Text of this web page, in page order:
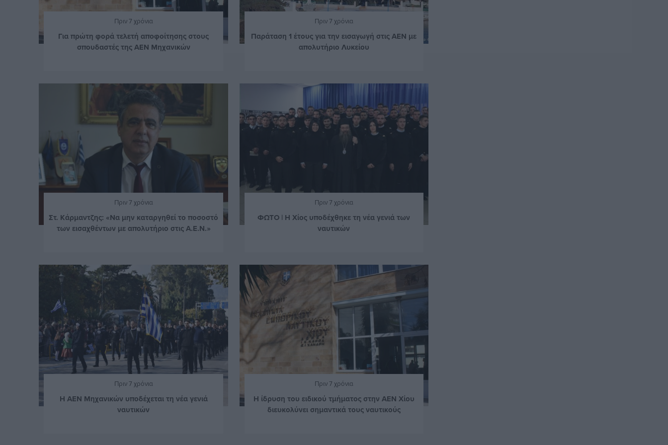
Πριν 7 χρόνια
Για πρώτη φορά τελετή αποφοίτησης στους
σπουδαστές της ΑΕΝ Μηχανικών
Πριν 7 χρόνια
Παράταση 1 έτους για την εισαγωγή στις ΑΕΝ με
απολυτήριο Λυκείου
Πριν 7 χρόνια
Στ. Κάρμαντζης: «Να μην καταργηθεί το ποσοστό
των εισαχθέντων με απολυτήριο στις Α.Ε.Ν.»
Πριν 7 χρόνια
ΦΩΤΟ | Η Χίος υποδέχθηκε τη νέα γενιά των
ναυτικών
Πριν 7 χρόνια
Η ΑΕΝ Μηχανικών υποδέχεται τη νέα γενιά
ναυτικών
Πριν 7 χρόνια
Η ίδρυση του ειδικού τμήματος στην ΑΕΝ Χίου
διευκολύνει σημαντικά τους ναυτικούς